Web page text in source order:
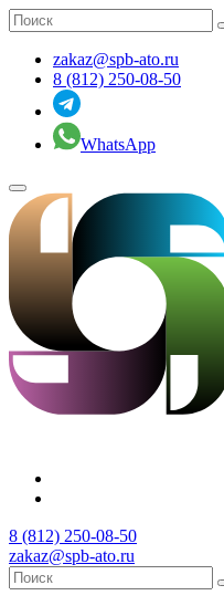
zakaz@spb-ato.ru
8 (812) 250-08-50
WhatsApp
8 (812) 250-08-50
zakaz@spb-ato.ru